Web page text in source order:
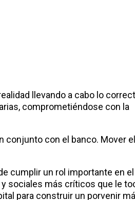
llevando a cabo lo
comprometiéndose con la
conjunto con el banco. Mover
cumplir un rol importante en el
sociales más críticos que le
para construir un porvenir